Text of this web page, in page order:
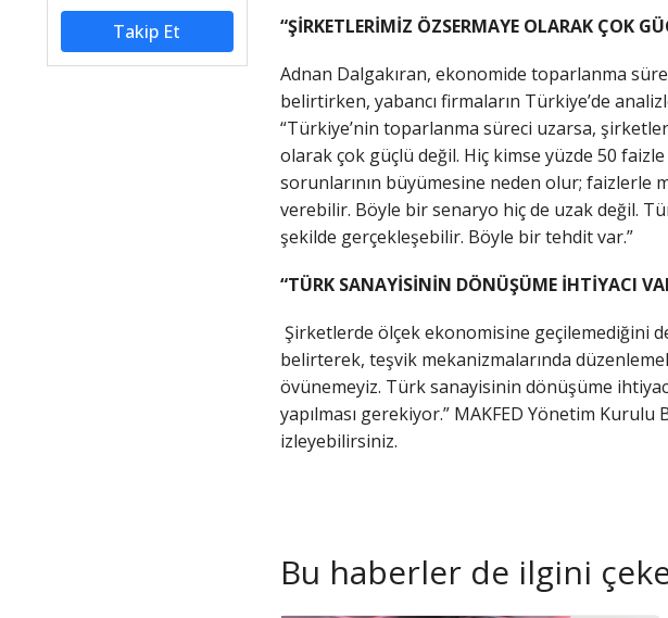
Takip Et
“ŞİRKETLERİMİZ ÖZSERMAYE OLARAK ÇOK
Adnan Dalgakıran, ekonomide toparlanma
belirtirken, yabancı firmaların Türkiye’de
“Türkiye’nin toparlanma süreci uzarsa,
olarak çok güçlü değil. Hiç kimse yüzde 50
sorunlarının büyümesine neden olur; faizlerle
verebilir. Böyle bir senaryo hiç de uzak değil.
şekilde gerçekleşebilir. Böyle bir tehdit var.”
“TÜRK SANAYİSİNİN DÖNÜŞÜME İHTİYACI
Şirketlerde ölçek ekonomisine geçilemediğini
belirterek, teşvik mekanizmalarında
övünemeyiz. Türk sanayisinin dönüşüme
yapılması gerekiyor.” MAKFED Yönetim Kurulu
izleyebilirsiniz.
Bu haberler de ilgini